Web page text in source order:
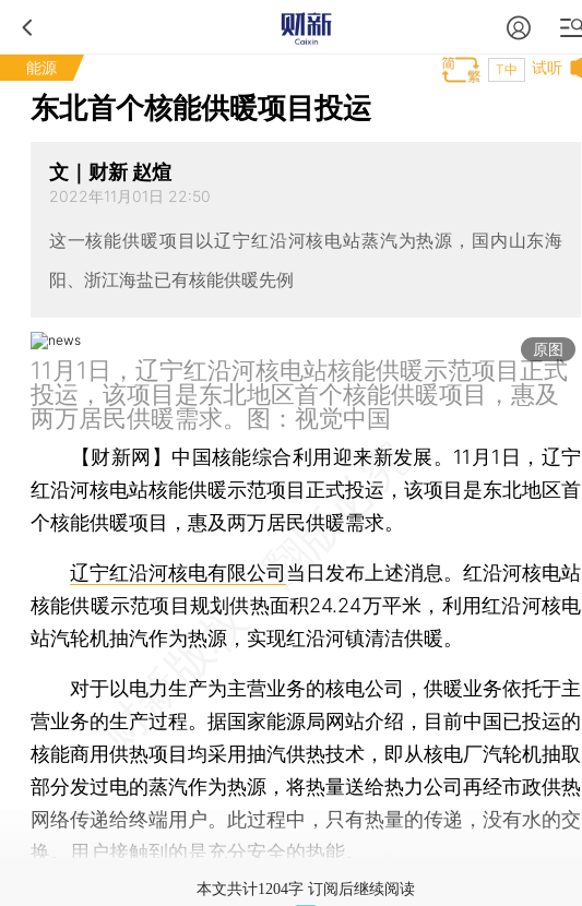
能源 试听
T中
东北首个核能供暖项目投运
文｜财新 赵煊
2022年11月01日 22:50
这一核能供暖项目以辽宁红沿河核电站蒸汽为热源，国内山东海
阳、浙江海盐已有核能供暖先例
原图
11月1日，辽宁红沿河核电站核能供暖示范项目正式
投运，该项目是东北地区首个核能供暖项目，惠及
两万居民供暖需求。图：视觉中国
【财新网】 中国核能综合利用迎来新发展。11月1日，辽宁
红沿河核电站核能供暖示范项目正式投运，该项目是东北地区首
个核能供暖项目，惠及两万居民供暖需求。
辽宁红沿河核电有限公司当日发布上述消息。红沿河核电站
核能供暖示范项目规划供热面积24.24万平米，利用红沿河核电
站汽轮机抽汽作为热源，实现红沿河镇清洁供暖。
对于以电力生产为主营业务的核电公司，供暖业务依托于主
营业务的生产过程。据国家能源局网站介绍，目前中国已投运的
核能商用供热项目均采用抽汽供热技术，即从核电厂汽轮机抽取
部分发过电的蒸汽作为热源，将热量送给热力公司再经市政供热
网络传递给终端用户。此过程中，只有热量的传递，没有水的交
换。用户接触到的是充分安全的热能。
本文共计1204字 订阅后继续阅读